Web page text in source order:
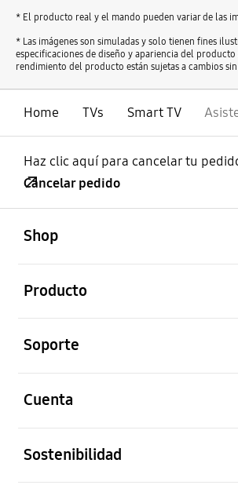
* El producto real y el mando pueden variar de las
* Las imágenes son simuladas y solo tienen fines
especificaciones de diseño y apariencia del
rendimiento del producto están sujetas a cambios
Home TVs Smart TV
Haz clic aquí para cancelar tu
Cancelar pedido
Shop
Producto
Soporte
Cuenta
Sostenibilidad